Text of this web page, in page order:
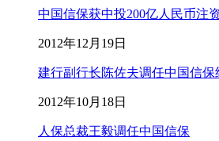
中国信保获中投200亿人民币注
2012年12月19日
建行副行长陈佐夫调任中国信保
2012年10月18日
人保总裁王毅调任中国信保